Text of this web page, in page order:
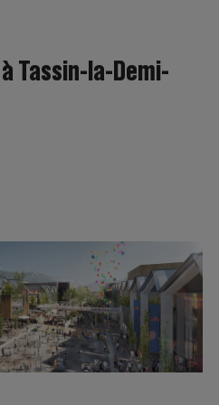
– Saint-Gilles
Patricola – Montanay
– Chambéry
– Gap
– Vaulx-en-Velin
Tassin-la-Demi-